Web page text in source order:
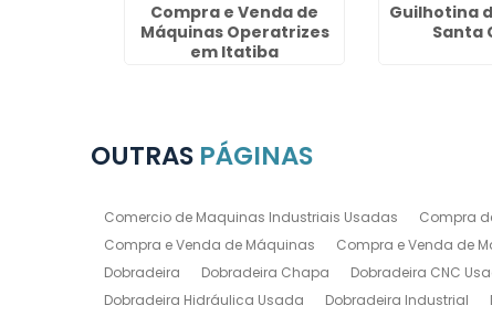
Compra e Venda de
Máquinas Operatrizes
em Itatiba
Guilhotina
Santa
OUTRAS PÁGINAS
Comercio de Maquinas Industriais Usadas Compra
Compra e Venda de Máquinas
Compra e Venda de
Dobradeira
Dobradeira Chapa Dobradeira CNC
Dobradeira Hidráulica Usada
Dobradeira Industrial